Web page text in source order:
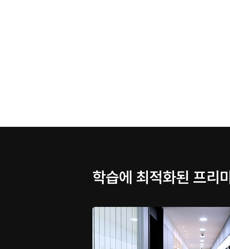
학습에 최적화된 프리